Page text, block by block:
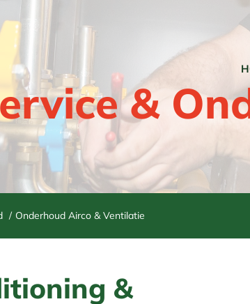
&
Onderhoud Airco & Ventilatie
&